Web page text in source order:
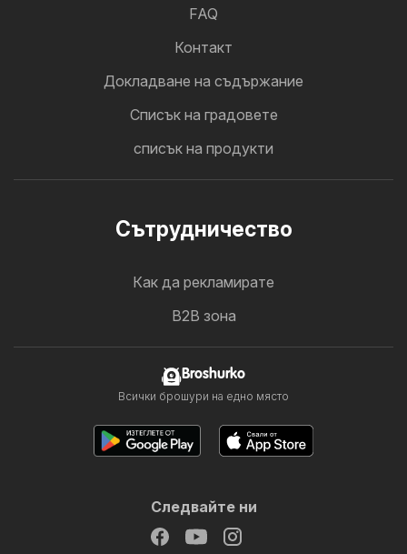
FAQ
Контакт
Докладване на съдържание
Cписък на градовете
списък на продукти
Cътрудничество
Как да рекламирате
B2B зона
Broshurko
Всички брошури на едно място
Следвайте ни